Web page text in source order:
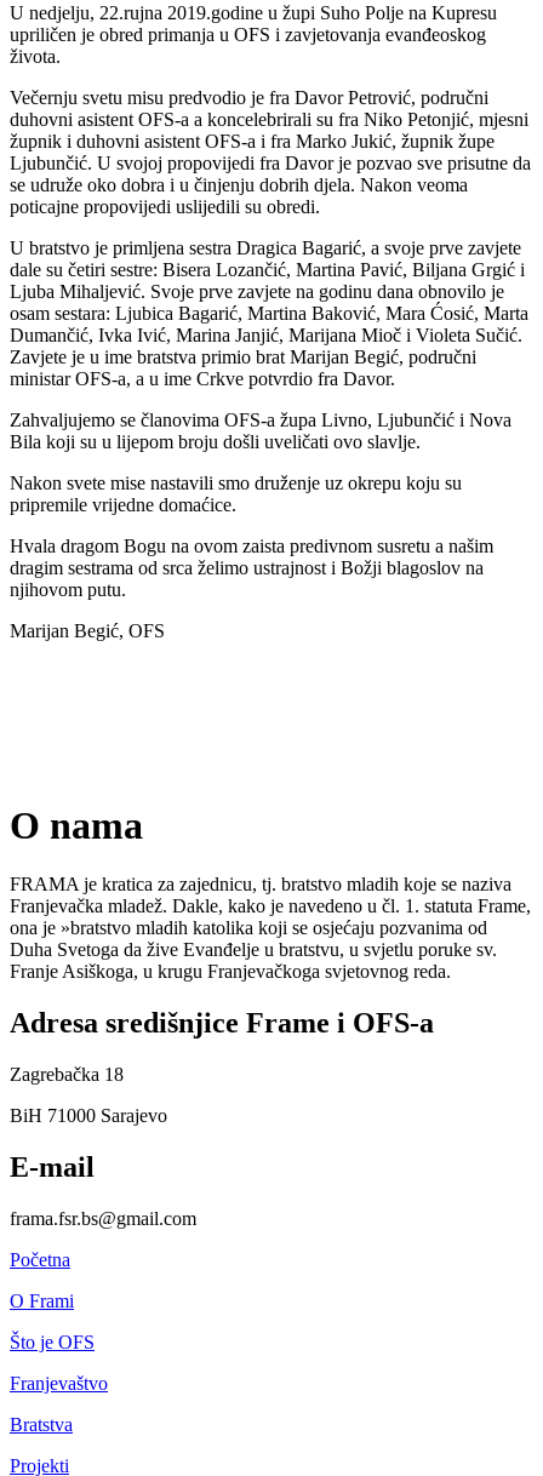
U nedjelju, 22.rujna 2019.godine u župi Suho Polje na Kupresu
upriličen je obred primanja u OFS i zavjetovanja evanđeoskog
života.
Večernju svetu misu predvodio je fra Davor Petrović, područni
duhovni asistent OFS-a a koncelebrirali su fra Niko Petonjić, mjesni
župnik i duhovni asistent OFS-a i fra Marko Jukić, župnik župe
Ljubunčić. U svojoj propovijedi fra Davor je pozvao sve prisutne da
se udruže oko dobra i u činjenju dobrih djela. Nakon veoma
poticajne propovijedi uslijedili su obredi.
U bratstvo je primljena sestra Dragica Bagarić, a svoje prve zavjete
dale su četiri sestre: Bisera Lozančić, Martina Pavić, Biljana Grgić i
Ljuba Mihaljević. Svoje prve zavjete na godinu dana obnovilo je
osam sestara: Ljubica Bagarić, Martina Baković, Mara Ćosić, Marta
Dumančić, Ivka Ivić, Marina Janjić, Marijana Mioč i Violeta Sučić.
Zavjete je u ime bratstva primio brat Marijan Begić, područni
ministar OFS-a, a u ime Crkve potvrdio fra Davor.
Zahvaljujemo se članovima OFS-a župa Livno, Ljubunčić i Nova
Bila koji su u lijepom broju došli uveličati ovo slavlje.
Nakon svete mise nastavili smo druženje uz okrepu koju su
pripremile vrijedne domaćice.
Hvala dragom Bogu na ovom zaista predivnom susretu a našim
dragim sestrama od srca želimo ustrajnost i Božji blagoslov na
njihovom putu.
Marijan Begić, OFS
O nama
FRAMA je kratica za zajednicu, tj. bratstvo mladih koje se naziva
Franjevačka mladež. Dakle, kako je navedeno u čl. 1. statuta Frame,
ona je »bratstvo mladih katolika koji se osjećaju pozvanima od
Duha Svetoga da žive Evanđelje u bratstvu, u svjetlu poruke sv.
Franje Asiškoga, u krugu Franjevačkoga svjetovnog reda.
Adresa središnjice Frame i OFS-a
Zagrebačka 18
BiH 71000 Sarajevo
E-mail
frama.fsr.bs@gmail.com
Početna
O Frami
Što je OFS
Franjevaštvo
Bratstva
Projekti